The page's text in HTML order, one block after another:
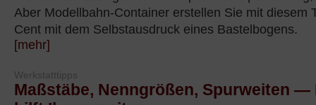
Aber Modellbahn-Container erstellen Sie mit diesem
Cent mit dem Selbstausdruck eines Bastelbogens.
[mehr]
Werkstatttipps
Maßstäbe, Nenngrößen, Spurweiten —